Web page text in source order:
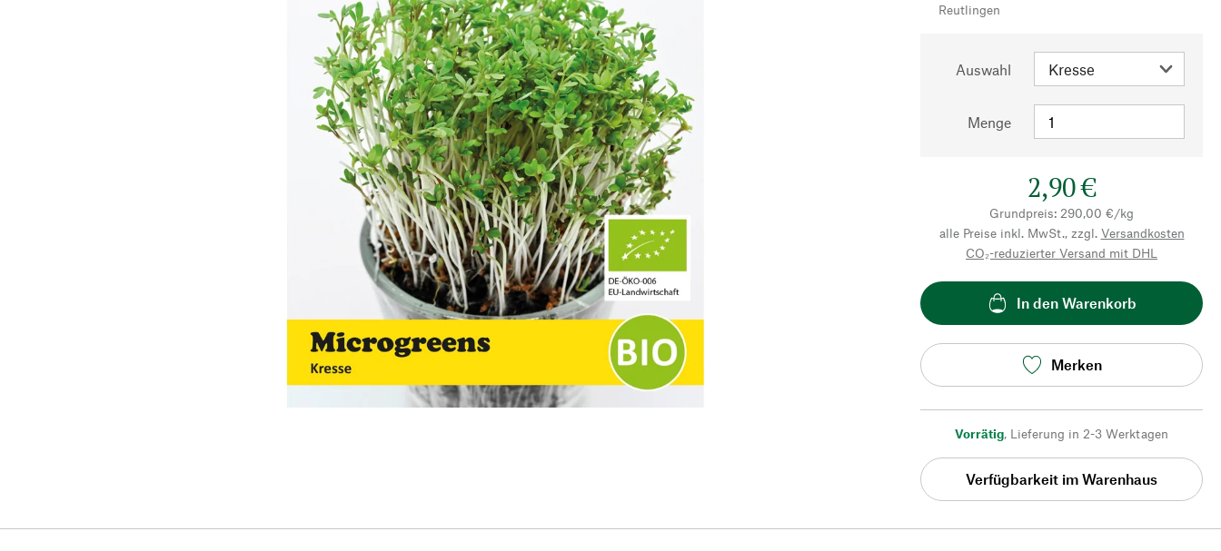
Reutlingen
Auswahl
Menge
2,90 €
Grundpreis: 290,00 €/kg
alle Preise inkl. MwSt., zzgl. Versandkosten
CO₂-reduzierter Versand mit DHL
In den Warenkorb
Merken
Vorrätig, Lieferung in 2-3 Werktagen
Verfügbarkeit im Warenhaus